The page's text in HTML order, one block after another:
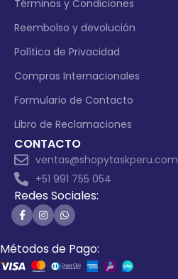
Términos y Condiciones
Reembolso y devolución
Política de Privacidad
Compras Internacionales
Formulario de Contacto
Libro de Reclamaciones
CONTACTO
ventas@shopytaskperu.com
+51 991 755 054
Redes Sociales:
Métodos de Pago: